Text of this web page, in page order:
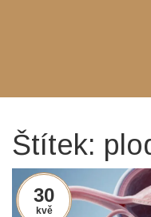
Štítek:
30
kvě